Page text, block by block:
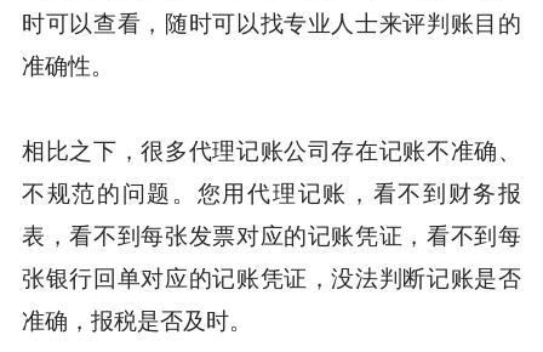
时可以查看，随时可以找专业人士来评判账目的
准确性。
相比之下，很多代理记账公司存在记账不准确、
不规范的问题。您用代理记账，看不到财务报
表，看不到每张发票对应的记账凭证，看不到每
张银行回单对应的记账凭证，没法判断记账是否
准确，报税是否及时。